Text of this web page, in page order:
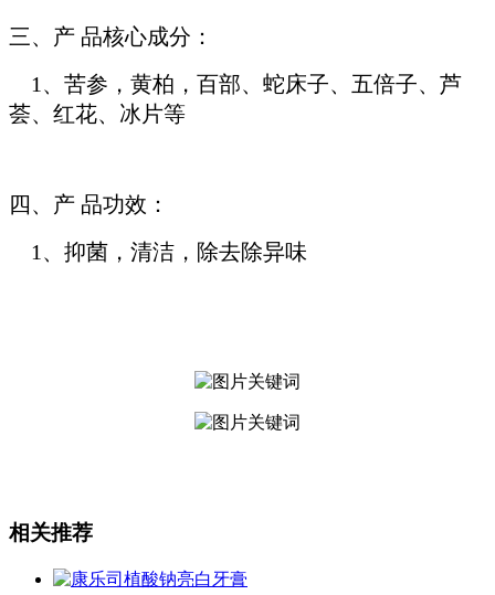
三、产 品核心成分：
1、苦参，黄柏，百部、蛇床子、五倍子、芦
荟、红花、冰片等
四、产 品功效：
1、抑菌，清洁，除去除异味
相关推荐